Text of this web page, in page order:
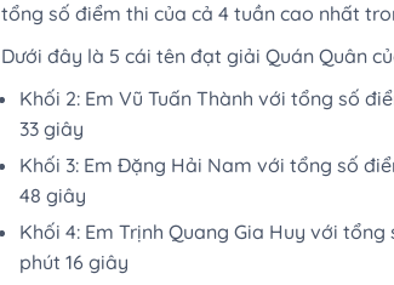
tổng số điểm thi của cả 4 tuần cao nhất
Dưới đây là 5 cái tên đạt giải Quán Quân
️Khối 2: Em Vũ Tuấn Thành với tổng số
33 giây
️Khối 3: Em Đặng Hải Nam với tổng số
48 giây
️Khối 4: Em Trịnh Quang Gia Huy với
phút 16 giây